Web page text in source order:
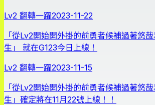
Lv2 翻轉一躍2023-11-22
「從Lv2開始開外掛的前勇者候補過著悠
生」 就在G123今日上線！
Lv2 翻轉一躍2023-11-15
「從Lv2開始開外掛的前勇者候補過著悠
生」確定將在11月22號上線！！